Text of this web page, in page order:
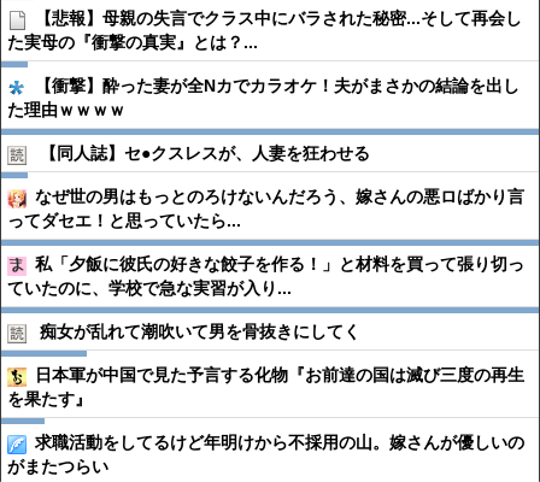
【悲報】母親の失言でクラス中にバラされた秘密...そして再会し
た実母の『衝撃の真実』とは？...
【衝撃】酔った妻が全Nカでカラオケ！夫がまさかの結論を出し
た理由ｗｗｗｗ
【同人誌】セ●︎クスレスが、人妻を狂わせる
なぜ世の男はもっとのろけないんだろう、嫁さんの悪ロばかり言
ってダセエ！と思っていたら...
私「夕飯に彼氏の好きな餃子を作る！」と材料を買って張り切っ
ていたのに、学校で急な実習が入り...
痴女が乱れて潮吹いて男を骨抜きにしてく
日本軍が中国で見た予言する化物『お前達の国は滅び三度の再生
を果たす』
求職活動をしてるけど年明けから不採用の山。嫁さんが優しいの
がまたつらい